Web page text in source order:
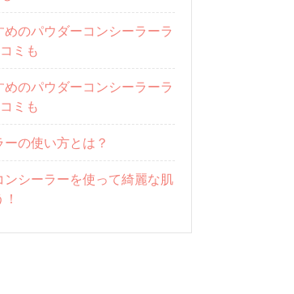
めのパウダーコンシーラーラ
ミも
めのパウダーコンシーラーラ
ミも
の使い方とは？
シーラーを使って綺麗な肌